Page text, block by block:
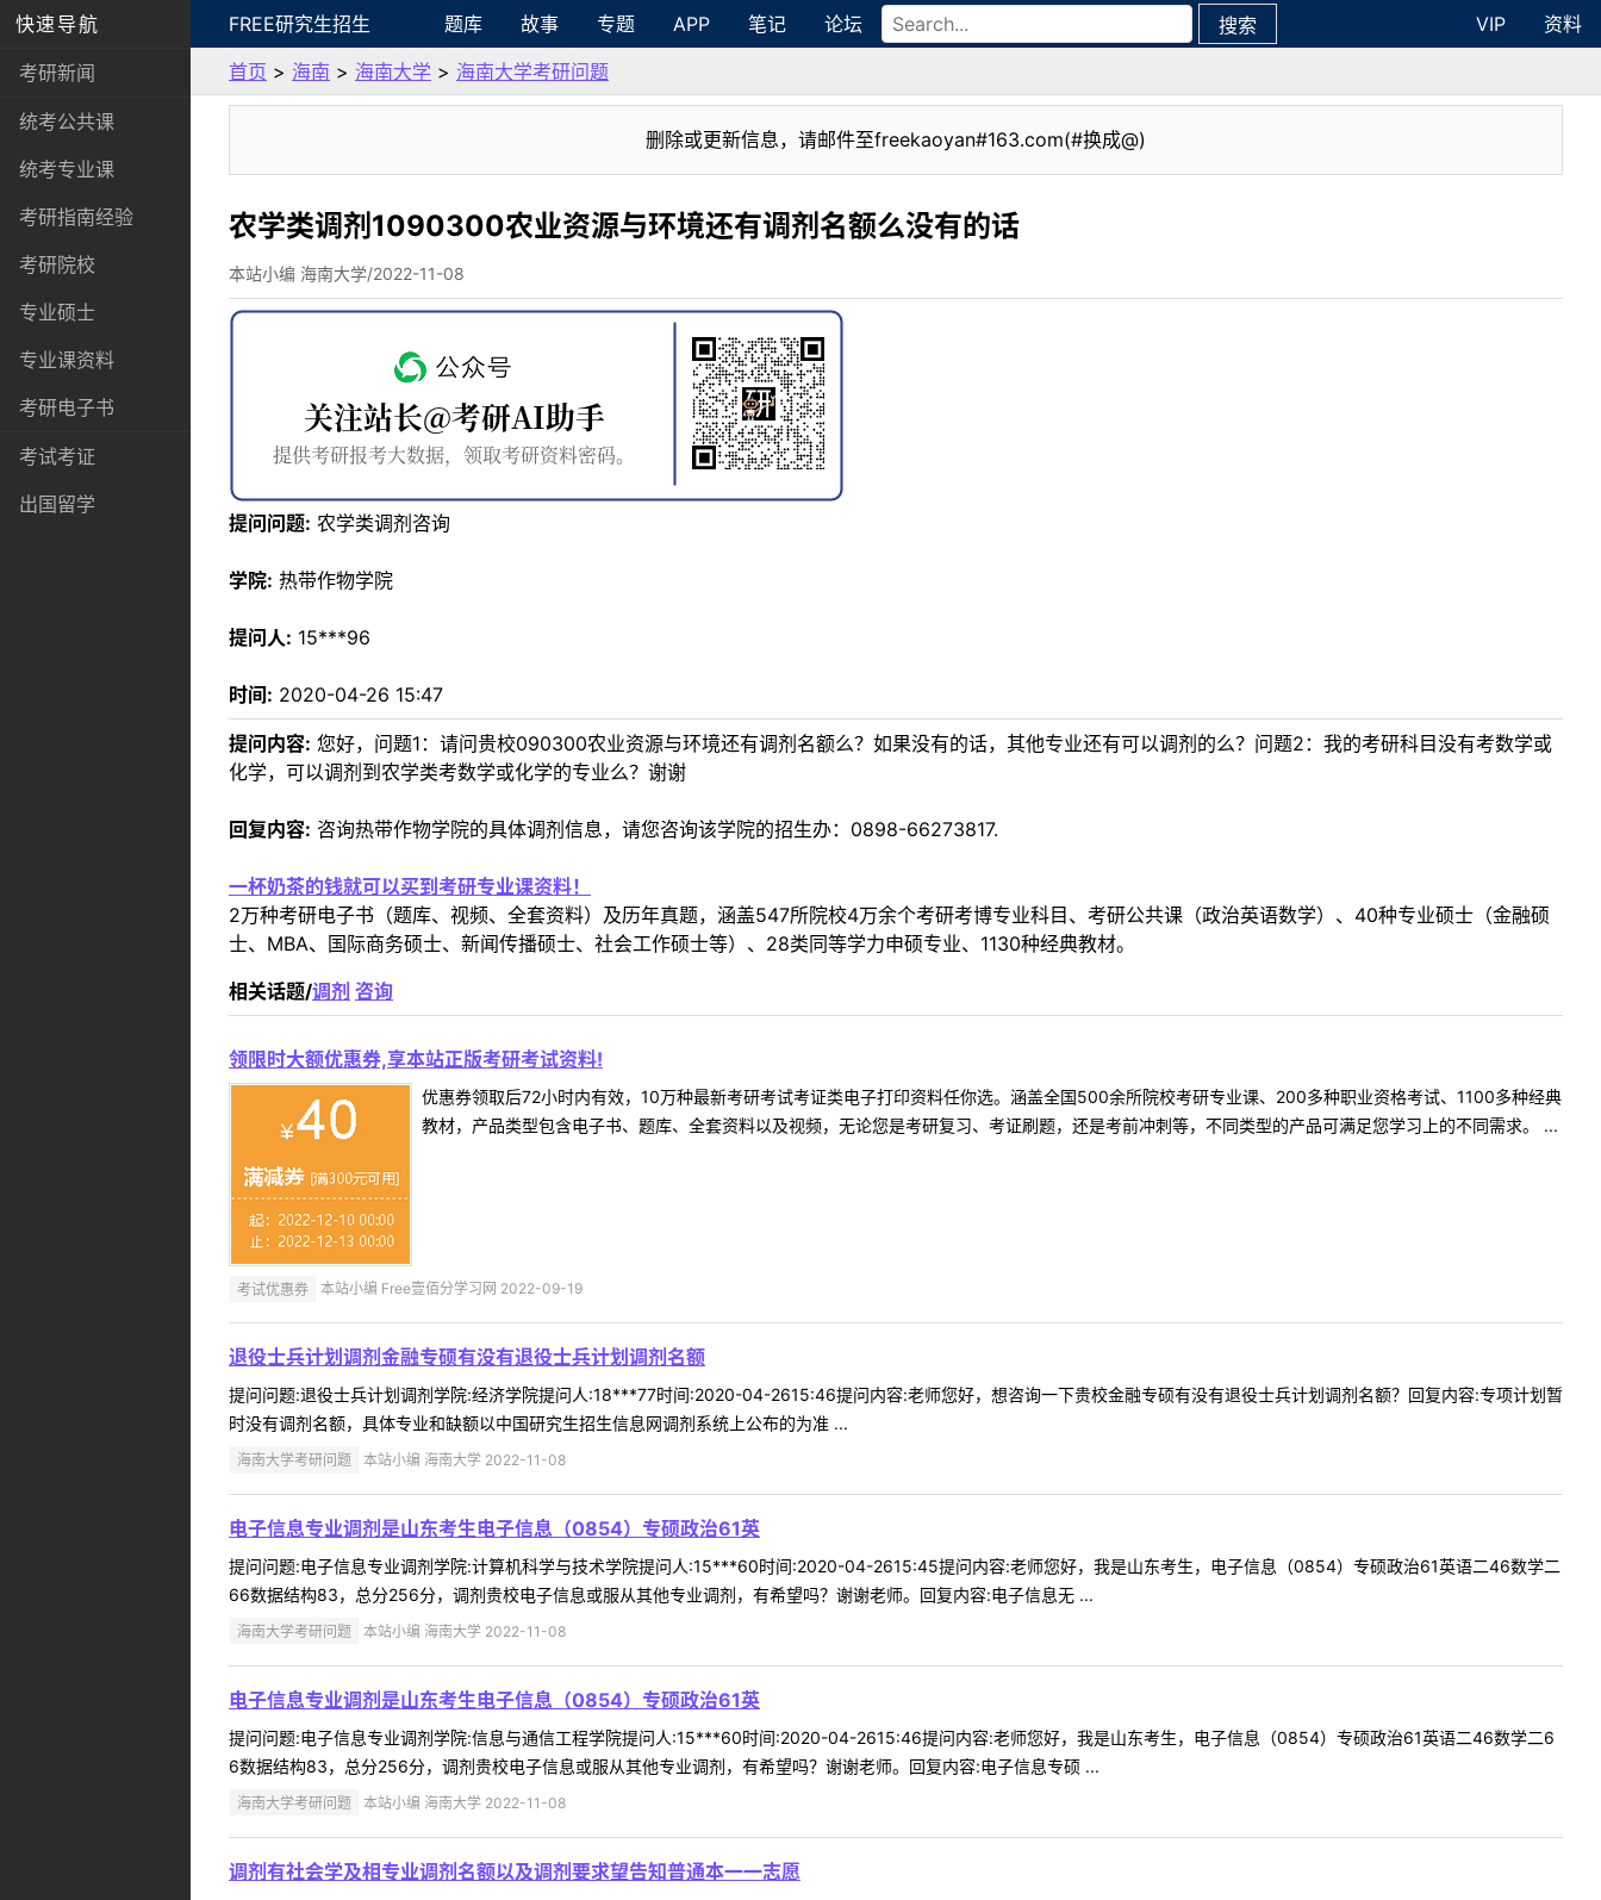
快速导航
考研新闻
统考公共课
统考专业课
考研指南经验
考研院校
专业硕士
专业课资料
考研电子书
考试考证
出国留学
FREE研究生招生 题库 故事 专题 APP 笔记 论坛 搜索 VIP
资料
首页 > 海南 > 海南大学 > 海南大学考研问题
删除或更新信息，请邮件至freekaoyan#163.com(#换成@)
农学类调剂1090300农业资源与环境还有调剂名额么没有的话
本站小编 海南大学/2022-11-08
提问问题: 农学类调剂咨询
学院: 热带作物学院
提问人: 15***96
时间: 2020-04-26 15:47
提问内容: 您好，问题1：请问贵校090300农业资源与环境还有调剂名额么？如果没有的话，其他专业还有可以调剂的么？问题2：我的考研科目没有考数学或
化学，可以调剂到农学类考数学或化学的专业么？谢谢
回复内容: 咨询热带作物学院的具体调剂信息，请您咨询该学院的招生办：0898-66273817.
一杯奶茶的钱就可以买到考研专业课资料！
2万种考研电子书（题库、视频、全套资料）及历年真题，涵盖547所院校4万余个考研考博专业科目、考研公共课（政治英语数学）、40种专业硕士（金融硕
士、MBA、国际商务硕士、新闻传播硕士、社会工作硕士等）、28类同等学力申硕专业、1130种经典教材。
相关话题/调剂 咨询
领限时大额优惠券,享本站正版考研考试资料!
优惠券领取后72小时内有效，10万种最新考研考试考证类电子打印资料任你选。涵盖全国500余所院校考研专业课、200多种职业资格考试、1100多种经典
教材，产品类型包含电子书、题库、全套资料以及视频，无论您是考研复习、考证刷题，还是考前冲刺等，不同类型的产品可满足您学习上的不同需求。 ...
考试优惠券 本站小编 Free壹佰分学习网 2022-09-19
退役士兵计划调剂金融专硕有没有退役士兵计划调剂名额
提问问题:退役士兵计划调剂学院:经济学院提问人:18***77时间:2020-04-2615:46提问内容:老师您好，想咨询一下贵校金融专硕有没有退役士兵计划调剂名额？回复内容:专项计划暂
时没有调剂名额，具体专业和缺额以中国研究生招生信息网调剂系统上公布的为准 ...
海南大学考研问题 本站小编 海南大学 2022-11-08
电子信息专业调剂是山东考生电子信息（0854）专硕政治61英
提问问题:电子信息专业调剂学院:计算机科学与技术学院提问人:15***60时间:2020-04-2615:45提问内容:老师您好，我是山东考生，电子信息（0854）专硕政治61英语二46数学二
66数据结构83，总分256分，调剂贵校电子信息或服从其他专业调剂，有希望吗？谢谢老师。回复内容:电子信息无 ...
海南大学考研问题 本站小编 海南大学 2022-11-08
电子信息专业调剂是山东考生电子信息（0854）专硕政治61英
提问问题:电子信息专业调剂学院:信息与通信工程学院提问人:15***60时间:2020-04-2615:46提问内容:老师您好，我是山东考生，电子信息（0854）专硕政治61英语二46数学二6
6数据结构83，总分256分，调剂贵校电子信息或服从其他专业调剂，有希望吗？谢谢老师。回复内容:电子信息专硕 ...
海南大学考研问题 本站小编 海南大学 2022-11-08
调剂有社会学及相专业调剂名额以及调剂要求望告知普通本一一志愿